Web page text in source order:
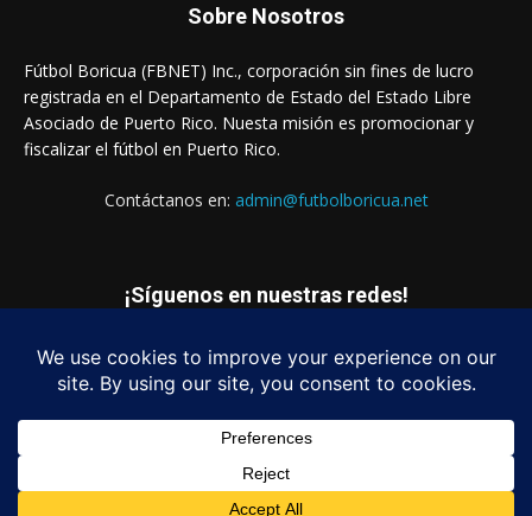
Sobre Nosotros
Fútbol Boricua (FBNET) Inc., corporación sin fines de lucro
registrada en el Departamento de Estado del Estado Libre
Asociado de Puerto Rico. Nuesta misión es promocionar y
fiscalizar el fútbol en Puerto Rico.
Contáctanos en: admin@futbolboricua.net
¡Síguenos en nuestras redes!
© Copyright 2023 - Fútbol Boricua (FBNET) Inc.